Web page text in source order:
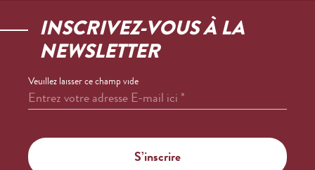
INSCRIVEZ-VOUS À LA
NEWSLETTER
Veuillez laisser ce champ vide
Entrez votre adresse E-mail ici*